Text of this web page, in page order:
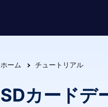
ホーム チュートリアル
SDカード